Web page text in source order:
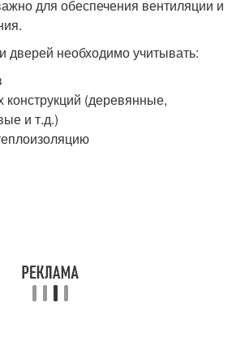
для обеспечения вентиляции и
дверей необходимо учитывать:
конструкций (деревянные,
и т.д.)